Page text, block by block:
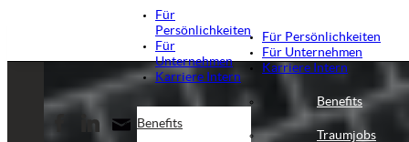
Für
Persönlichkeiten
Für
Unternehmen
Karriere Intern
Benefits
Für Persönlichkeiten
Für Unternehmen
Karriere Intern
Benefits
Traumjobs